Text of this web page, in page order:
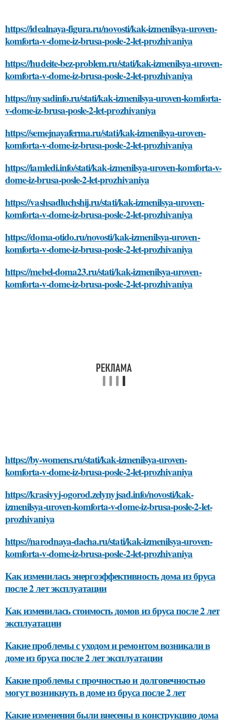
https://idealnaya-figura.ru/novosti/kak-izmenilsya-uroven-
komforta-v-dome-iz-brusa-posle-2-let-prozhivaniya
https://hudeite-bez-problem.ru/stati/kak-izmenilsya-uroven-
komforta-v-dome-iz-brusa-posle-2-let-prozhivaniya
https://mysadinfo.ru/stati/kak-izmenilsya-uroven-komforta-
v-dome-iz-brusa-posle-2-let-prozhivaniya
https://semejnayaferma.ru/stati/kak-izmenilsya-uroven-
komforta-v-dome-iz-brusa-posle-2-let-prozhivaniya
https://iamledi.info/stati/kak-izmenilsya-uroven-komforta-v-
dome-iz-brusa-posle-2-let-prozhivaniya
https://vashsadluchshij.ru/stati/kak-izmenilsya-uroven-
komforta-v-dome-iz-brusa-posle-2-let-prozhivaniya
https://doma-otido.ru/novosti/kak-izmenilsya-uroven-
komforta-v-dome-iz-brusa-posle-2-let-prozhivaniya
https://mebel-doma23.ru/stati/kak-izmenilsya-uroven-
komforta-v-dome-iz-brusa-posle-2-let-prozhivaniya
https://by-womens.ru/stati/kak-izmenilsya-uroven-
komforta-v-dome-iz-brusa-posle-2-let-prozhivaniya
https://krasivyj-ogorod.zelynyjsad.info/novosti/kak-
izmenilsya-uroven-komforta-v-dome-iz-brusa-posle-2-let-
prozhivaniya
https://narodnaya-dacha.ru/stati/kak-izmenilsya-uroven-
komforta-v-dome-iz-brusa-posle-2-let-prozhivaniya
Как изменилась энергоэффективность дома из бруса
после 2 лет эксплуатации
Как изменилась стоимость домов из бруса после 2 лет
эксплуатации
Какие проблемы с уходом и ремонтом возникали в
доме из бруса после 2 лет эксплуатации
Какие проблемы с прочностью и долговечностью
могут возникнуть в доме из бруса после 2 лет
Какие изменения были внесены в конструкцию дома